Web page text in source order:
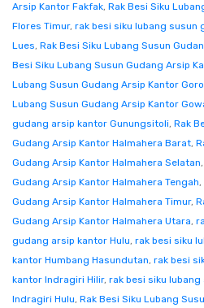
Arsip Kantor Fakfak, Rak Besi Siku
Flores Timur, rak besi siku lubang susun
Lues, Rak Besi Siku Lubang Susun
Besi Siku Lubang Susun Gudang Arsip
Lubang Susun Gudang Arsip Kantor
Lubang Susun Gudang Arsip Kantor
gudang arsip kantor Gunungsitoli, Rak
Gudang Arsip Kantor Halmahera Barat,
Gudang Arsip Kantor Halmahera Selatan,
Gudang Arsip Kantor Halmahera Tengah,
Gudang Arsip Kantor Halmahera Timur,
Gudang Arsip Kantor Halmahera Utara,
gudang arsip kantor Hulu, rak besi siku
kantor Humbang Hasundutan, rak besi
kantor Indragiri Hilir, rak besi siku
Indragiri Hulu, Rak Besi Siku Lubang